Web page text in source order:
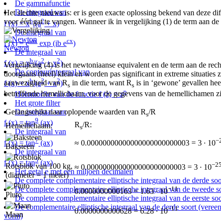
De gammafunctie
De integraal van
f (x) = xb/(a2+ x)
De integraal van
f (x) = eiax exp (ib ecx)
De integraal van
f (x) = xb/(a2+ x2)
De contourintegraal van
f (x) = xb/(a2+ x2)
Holomorfie van de functie f (z) = zp
Het grote filter
De integraal van
f (x) = tan9(ax)
De integraal van
f (x) = tan7(ax)
De integraal van
f (x) = tan5(ax)
Het getal e met een miljoen decimalen
De complete complementaire elliptische integraal van de derde
De complete complementaire elliptische integraal van de tweede
De complete complementaire elliptische integraal van de eerste
De complementaire elliptische integraal van de derde soort
vorm)
Het slechte nieuws is: er is geen exacte oplossing bekend van
voor één gat te vangen. Wanneer ik in vergelijking (1) de term aan
Newton
Vergelijking (4) is het newtoniaanse equivalent en de term aan de
doorgaans (heel) klein en worden pas significant in extreme situaties
aanwezigheid van Rs in die term, want Rs is in ‘gewone’ gevallen
betreffende hemellichaam, voor de gegevens van de hemellichamen
Gerangschikt naar oplopende waarden van Rs/R
Hemellichaam:
Rs/R:
Baksteen ≈ 0.00000000000000000000000003 = 3 ∙ 10
Rotsblok van 100 kg,
(diameter = 1 meter)
≈ 0.0000000000000000000000003 = 3 ∙ 10−25
Pluto 0.0000000000163 = 1.63 ∙ 10−11
Maan 0.0000000000628 = 6.28 ∙ 10−11